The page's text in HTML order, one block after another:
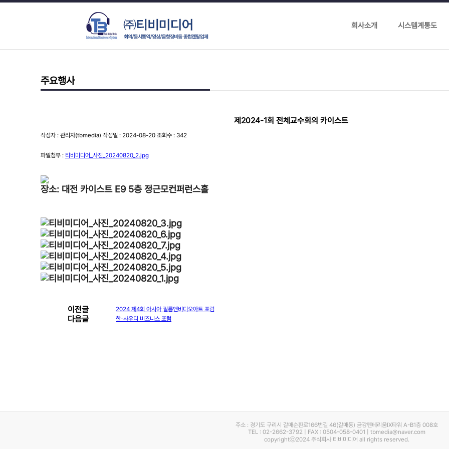
회사소개 시스템계통도
주요행사
제2024-1회 전체교수회의 카이스트
작성자 : 관리자(tbmedia) 작성일 : 2024-08-20 조회수 : 342
파일첨부 : 티비미디어_사진_20240820_2.jpg
장소: 대전 카이스트 E9 5층 정근모컨퍼런스홀
이전글 2024 제4회 아시아 필름앤비디오아트 포럼
다음글 한-사우디 비즈니스 포럼
주소 : 경기도 구리시 갈매순환로166번길 46(갈매동) 금강펜테리움IX타워 A-B1층 008호
TEL : 02-2662-3792 | FAX : 0504-058-0401 | tbmedia@naver.com
copyrightⓒ2024 주식회사 티비미디어 all rights reserved.